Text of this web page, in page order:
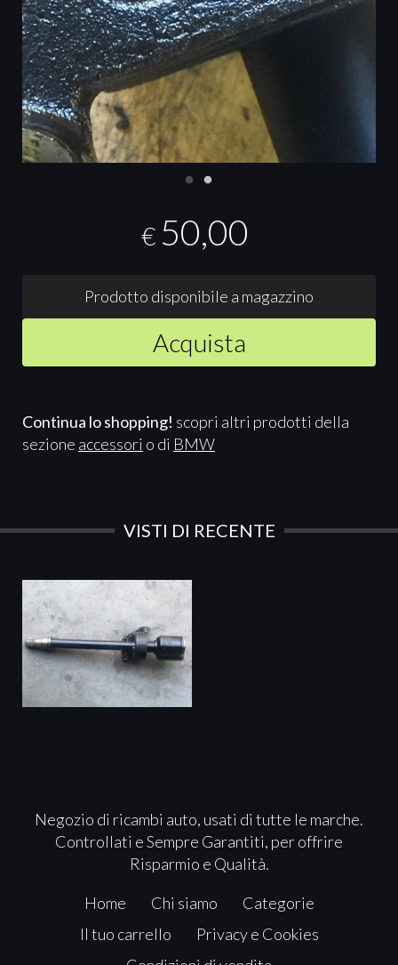
€ 50,00
Prodotto disponibile a magazzino
Acquista
Continua lo shopping! scopri altri prodotti della
sezione accessori o di BMW
VISTI DI RECENTE
Negozio di ricambi auto, usati di tutte le marche.
Controllati e Sempre Garantiti, per offrire
Risparmio e Qualità.
Home Chi siamo
Categorie
Il tuo carrello
Privacy e Cookies